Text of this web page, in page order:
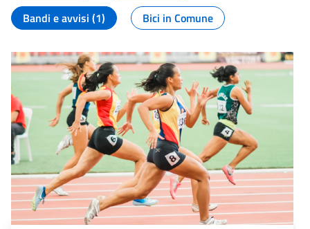
Bandi e avvisi (1)
Bici in Comune